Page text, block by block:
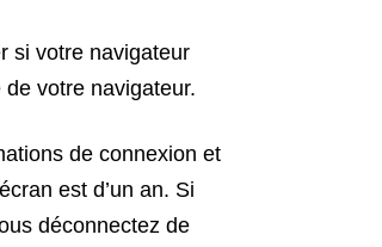
si votre navigateur
votre navigateur.
de connexion et
est d’un an. Si
déconnectez de